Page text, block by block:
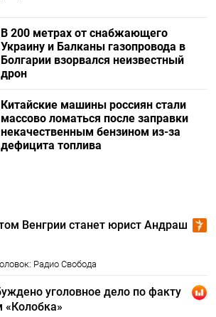
В 200 метрах от снабжающего
Украину и Балканы газопровода в
Болгарии взорвался неизвестный
дрон
Китайские машины россиян стали
массово ломаться после заправки
некачественным бензином из-за
дефицита топлива